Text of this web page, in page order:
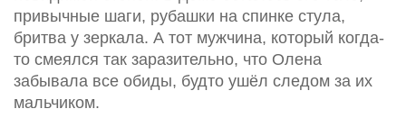
привычные шаги, рубашки на спинке стула,
бритва у зеркала. А тот мужчина, который когда-
то смеялся так заразительно, что Олена
забывала все обиды, будто ушёл следом за их
мальчиком.